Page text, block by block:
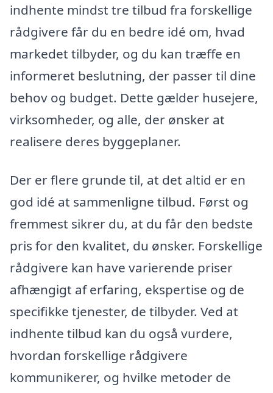
indhente mindst tre tilbud fra forskellige
rådgivere får du en bedre idé om, hvad
markedet tilbyder, og du kan træffe en
informeret beslutning, der passer til dine
behov og budget. Dette gælder husejere,
virksomheder, og alle, der ønsker at
realisere deres byggeplaner.
Der er flere grunde til, at det altid er en
god idé at sammenligne tilbud. Først og
fremmest sikrer du, at du får den bedste
pris for den kvalitet, du ønsker. Forskellige
rådgivere kan have varierende priser
afhængigt af erfaring, ekspertise og de
specifikke tjenester, de tilbyder. Ved at
indhente tilbud kan du også vurdere,
hvordan forskellige rådgivere
kommunikerer, og hvilke metoder de